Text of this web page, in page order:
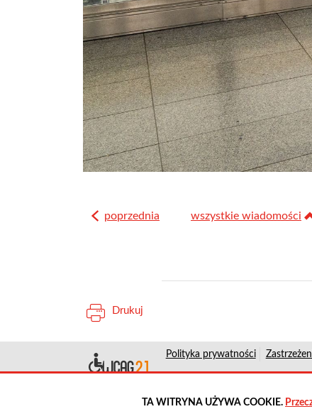
TA WITRYNA UŻYWA COOKIE.
poprzednia wszystkie wiadomości
Drukuj
Deklaracja
Polityka prywatności